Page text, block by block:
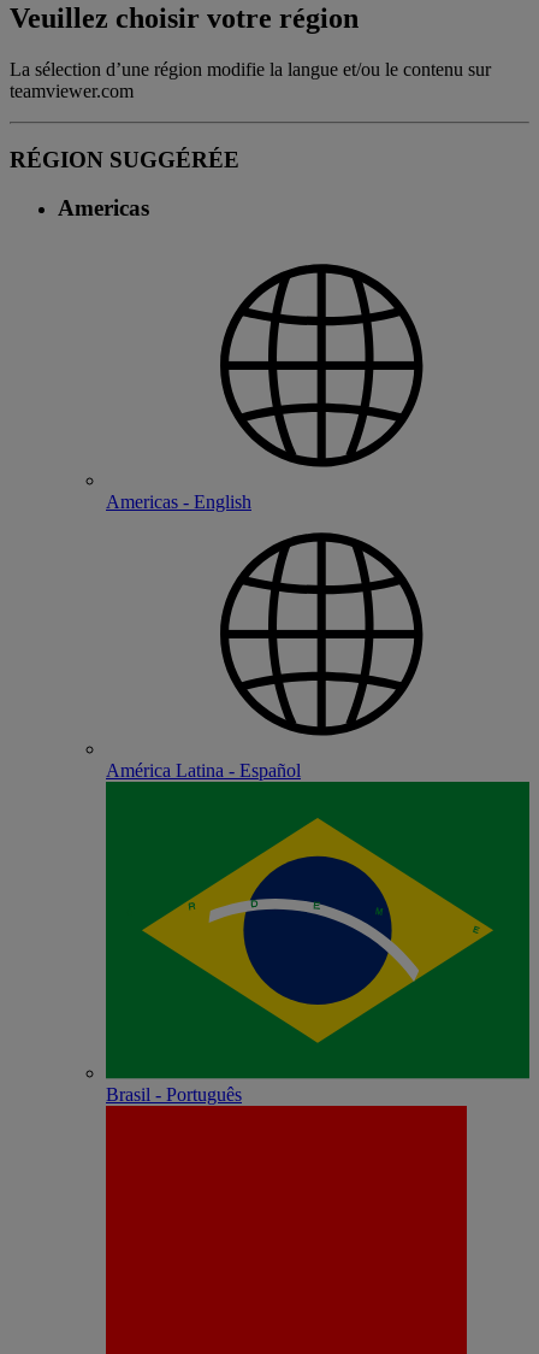
Veuillez choisir votre région
La sélection d’une région modifie la langue et/ou le contenu sur
teamviewer.com
RÉGION SUGGÉRÉE
Americas
Americas - English
América Latina - Español
Brasil - Português